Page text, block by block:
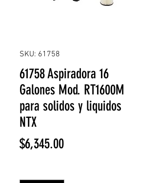
SKU: 61758
61758 Aspiradora 16
Galones Mod. RT1600M
para solidos y liquidos
NTX
$6,345.00Precio